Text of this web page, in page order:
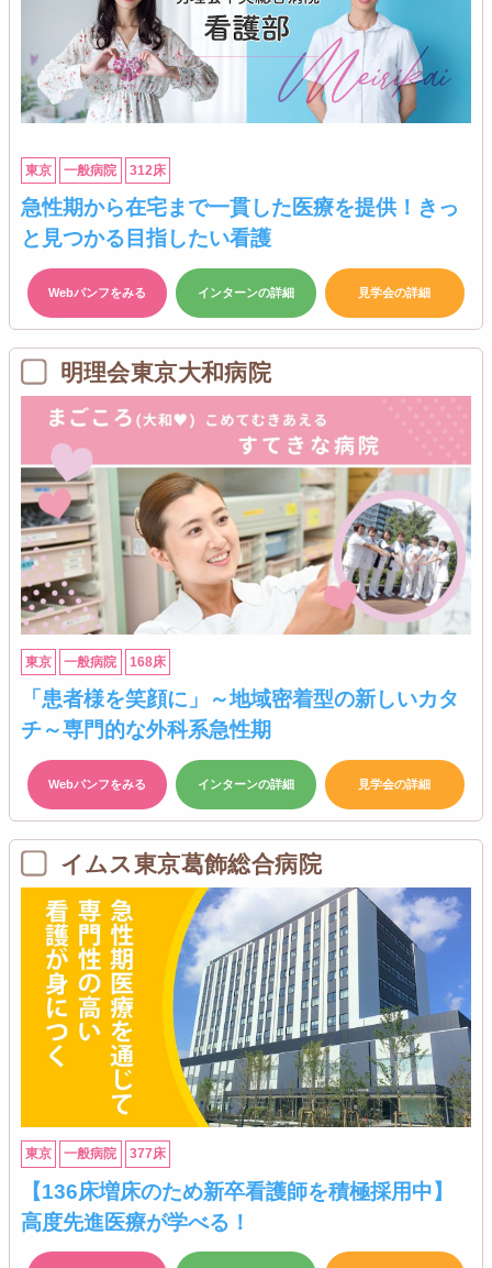
東京 一般病院 312床
急性期から在宅まで一貫した医療を提供！きっ
と見つかる目指したい看護
Webパンフをみる インターンの詳細 見学会の詳細
明理会東京大和病院
東京 一般病院 168床
「患者様を笑顔に」～地域密着型の新しいカタ
チ～専門的な外科系急性期
Webパンフをみる インターンの詳細 見学会の詳細
イムス東京葛飾総合病院
東京 一般病院 377床
【136床増床のため新卒看護師を積極採用中】
高度先進医療が学べる！